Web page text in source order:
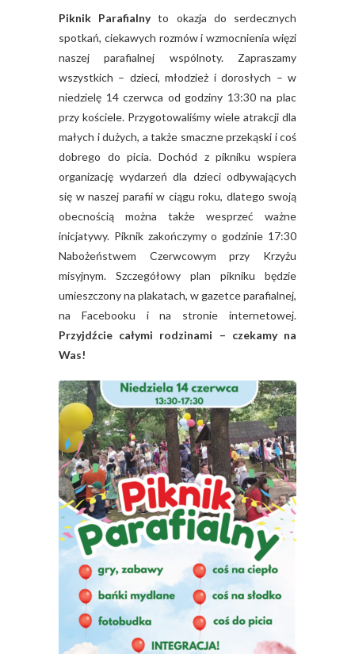
Piknik Parafialnyto okazja do serdecznych
spotkań, ciekawych rozmów i wzmocnienia więzi
naszej parafialnej wspólnoty. Zapraszamy
wszystkich – dzieci, młodzież i dorosłych – w
niedzielę 14 czerwca od godziny 13:30 na plac
przy kościele. Przygotowaliśmy wiele atrakcji dla
małych i dużych, a także smaczne przekąski i coś
dobrego do picia. Dochód z pikniku wspiera
organizację wydarzeń dla dzieci odbywających
się w naszej parafii w ciągu roku, dlatego swoją
obecnością można także wesprzeć ważne
inicjatywy. Piknik zakończymy o godzinie 17:30
Nabożeństwem Czerwcowym przy Krzyżu
misyjnym. Szczegółowy plan pikniku będzie
umieszczony na plakatach, w gazetce parafialnej,
na Facebooku i na stronie internetowej.
Przyjdźcie całymi rodzinami – czekamy na
Was!